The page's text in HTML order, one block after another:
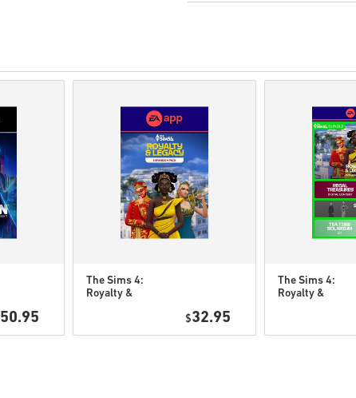
ดูคู่มือสั้น ๆ ด้านบน หรือทำตาม
ะถูกจัดส่
คุณกำลังซื้อผลิตภัณฑ์ดิจิทัล
หากคุณประสบปัญหาในกา
โค้ดที่ดาวน์โหลดได้เหล่า
รหัสเหล่านี้ไม่มีวันหมดอายุ.
เนื้อหาที่ดาวน์โหลดได้หรือ
สำหรับบางผลิตภัณฑ์ คุณอา
50.95
The Sims 4:
Royalty &
$32.95
The Sims 4:
Royalty &
(EA app)